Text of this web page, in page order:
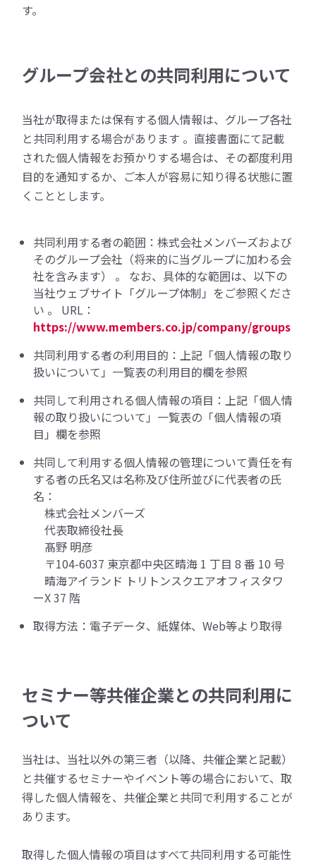
す。
グループ会社との共同利用について
当社が取得または保有する個人情報は、グループ各社
と共同利用する場合があります 。直接書面にて記載
された個人情報をお預かりする場合は、その都度利用
目的を通知するか、ご本人が容易に知り得る状態に置
くこととします。
共同利用する者の範囲：株式会社メンバーズおよび
そのグループ会社（将来的に当グループに加わる会
社を含みます） 。 なお、具体的な範囲は、以下の
当社ウェブサイト「グループ体制」をご参照くださ
い 。 URL：
https://www.members.co.jp/company/groups
共同利用する者の利用目的：上記「個人情報の取り
扱いについて 」一覧表の利用目的欄を参照
共同して利用される個人情報の項目：上記「個人情
報の取り扱いについて 」一覧表の「個人情報の項
目」欄を参照
共同して利用する個人情報の管理について責任を有
する者の氏名又は名称及び住所並びに代表者の氏
名：
株式会社メンバーズ
代表取締役社長
髙野 明彦
〒104-6037 東京都中央区晴海 1 丁目 8 番 10 号
晴海アイランド トリトンスクエアオフィスタワ
ーX 37 階
取得方法：電子データ、紙媒体、Web等より取得
セミナー等共催企業との共同利用に
ついて
当社は、当社以外の第三者（以降、共催企業と記載）
と共催するセミナーやイベント等の場合において、取
得した個人情報を、共催企業と共同で利用することが
あります。
取得した個人情報の項目はすべて共同利用する可能性